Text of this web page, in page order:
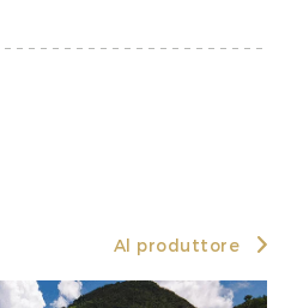
Al produttore